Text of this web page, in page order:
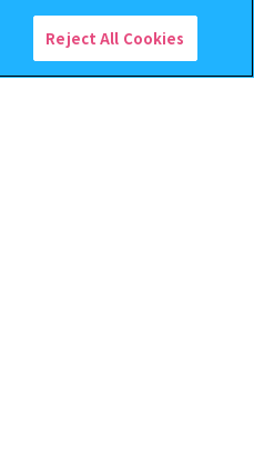
フィシャルショップ限定】
ちぼうけ ガンダムの場合
）
Reject All Cookies